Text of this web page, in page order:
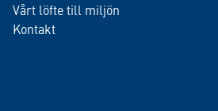
Vårt löfte till miljön
Kontakt